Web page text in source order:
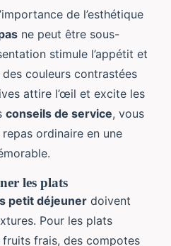
de l’esthétique
ne peut être sous-
stimule l’appétit et
couleurs contrastées
attire l’œil et excite les
conseils de service, vous
ordinaire en une
les plats
petit déjeuner doivent
Pour les plats
frais, des compotes